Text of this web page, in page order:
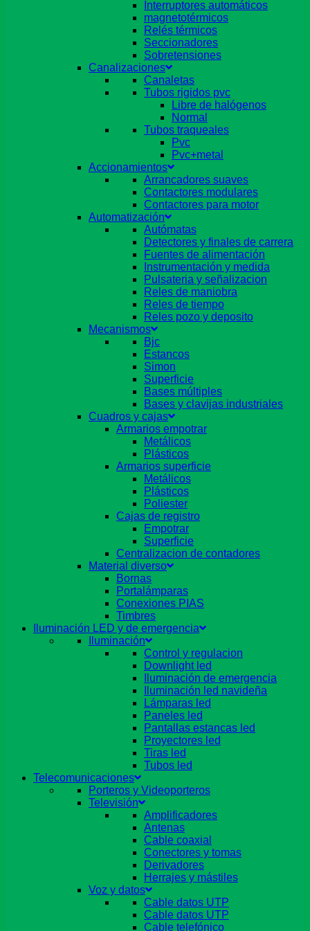
Interruptores automáticos
magnetotérmicos
Relés térmicos
Seccionadores
Sobretensiones
Canalizaciones
Canaletas
Tubos rigidos pvc
Libre de halógenos
Normal
Tubos traqueales
Pvc
Pvc+metal
Accionamientos
Arrancadores suaves
Contactores modulares
Contactores para motor
Automatización
Autómatas
Detectores y finales de carrera
Fuentes de alimentación
Instrumentación y medida
Pulsateria y señalizacion
Reles de maniobra
Reles de tiempo
Reles pozo y deposito
Mecanismos
Bjc
Estancos
Simon
Superficie
Bases múltiples
Bases y clavijas industriales
Cuadros y cajas
Armarios empotrar
Metálicos
Plásticos
Armarios superficie
Metálicos
Plásticos
Poliester
Cajas de registro
Empotrar
Superficie
Centralizacion de contadores
Material diverso
Bornas
Portalámparas
Conexiones PIAS
Timbres
Iluminación LED y de emergencia
Iluminación
Control y regulacion
Downlight led
Iluminación de emergencia
Iluminación led navideña
Lámparas led
Paneles led
Pantallas estancas led
Proyectores led
Tiras led
Tubos led
Telecomunicaciones
Porteros y Videoporteros
Televisión
Amplificadores
Antenas
Cable coaxial
Conectores y tomas
Derivadores
Herrajes y mástiles
Voz y datos
Cable datos UTP
Cable datos UTP
Cable telefónico